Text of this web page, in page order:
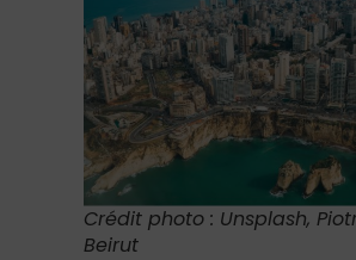
Crédit photo : Unsplash,
Beirut